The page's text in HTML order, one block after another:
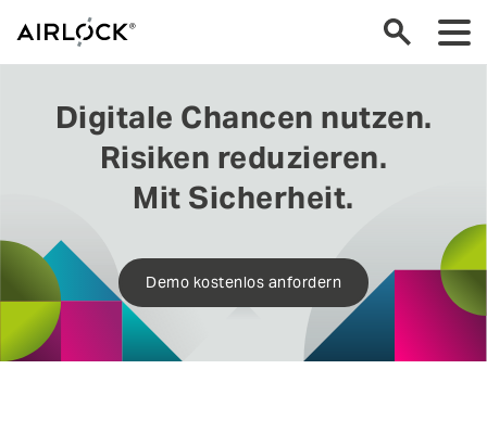
Digitale Chancen nutzen.
Risiken reduzieren.
Mit Sicherheit.
Demo kostenlos anfordern